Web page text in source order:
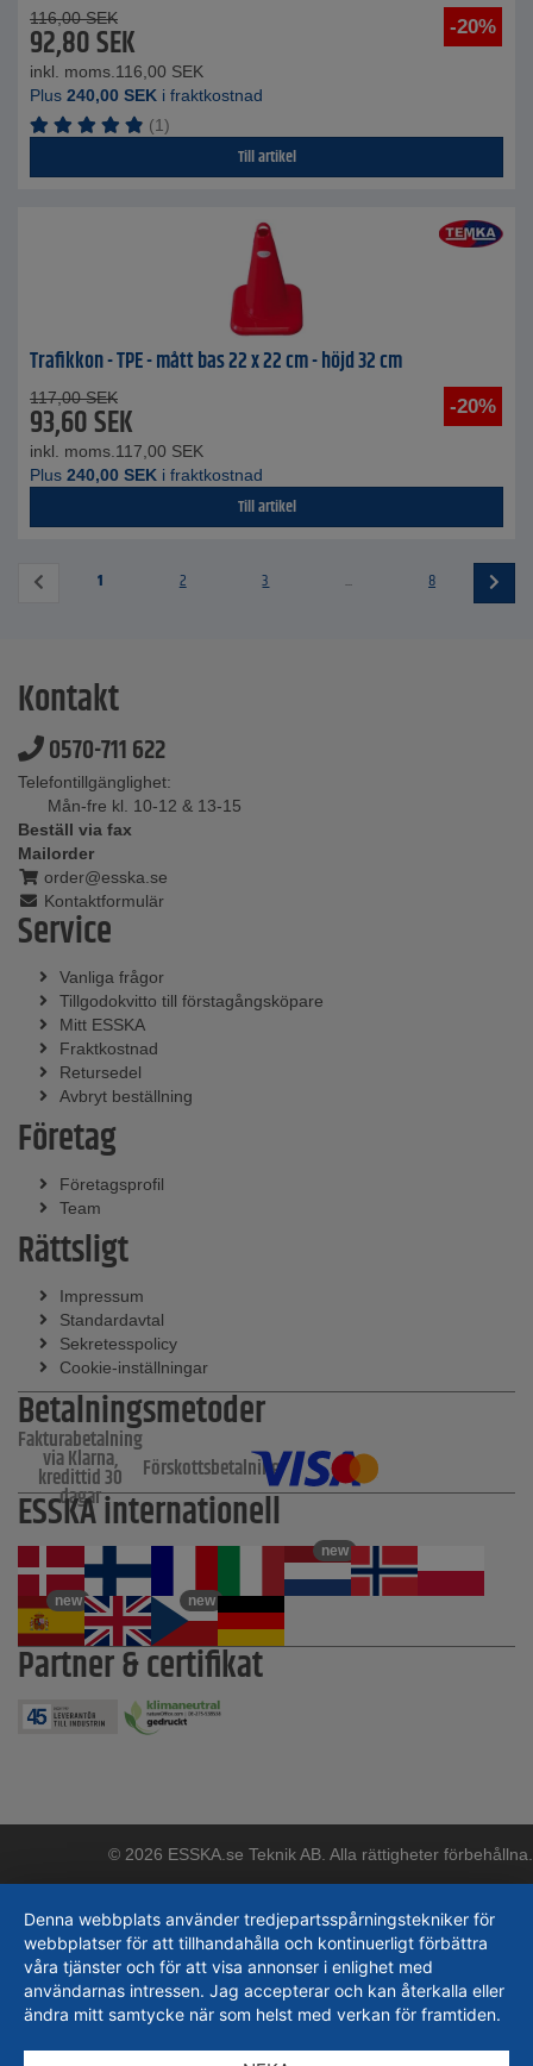
-20%
116,00 SEK
92,80SEK
inkl. moms. 116,00 SEK
Plus 240,00 SEK i fraktkostnad
(1)
Till artikel
Trafikkon - TPE - mått bas 22 x 22 cm - höjd 32 cm
-20%
117,00 SEK
93,60SEK
inkl. moms. 117,00 SEK
Plus 240,00 SEK i fraktkostnad
Till artikel
1 2 3 ... 8
Kontakt
0570-711 622
Telefontillgänglighet:
Mån-fre kl. 10-12 & 13-15
Beställ via fax
Mailorder
order@esska.se
Kontaktformulär
Service
Vanliga frågor
Tillgodokvitto till förstagångsköpare
Mitt ESSKA
Fraktkostnad
Retursedel
Avbryt beställning
Företag
Företagsprofil
Team
Rättsligt
Impressum
Standardavtal
Sekretesspolicy
Cookie-inställningar
Betalningsmetoder
Fakturabetalning
via Klarna,
kredittid 30
dagar
Förskottsbetalning
ESSKA internationell
new
new new
Partner & certifikat
© 2026 ESSKA.se Teknik AB. Alla rättigheter förbehållna.
Denna webbplats använder tredjepartsspårningstekniker för
webbplatser för att tillhandahålla och kontinuerligt förbättra
våra tjänster och för att visa annonser i enlighet med
användarnas intressen. Jag accepterar och kan återkalla eller
ändra mitt samtycke när som helst med verkan för framtiden.